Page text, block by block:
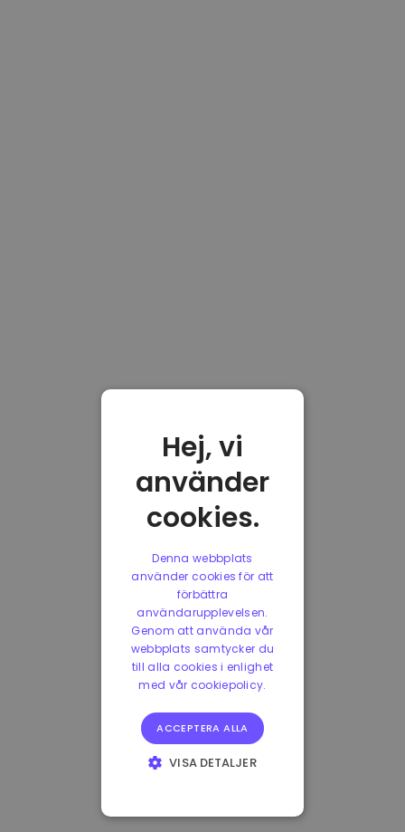
Hej, vi
använder
cookies.
Denna webbplats
använder cookies för att
förbättra
användarupplevelsen.
Genom att använda vår
webbplats samtycker du
till alla cookies i enlighet
med vår cookiepolicy.
ACCEPTERA ALLA
VISA DETALJER